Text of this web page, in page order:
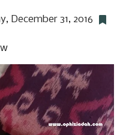
December 31, 2016